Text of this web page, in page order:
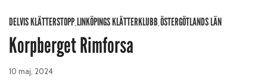
DELVIS KLÄTTERSTOPP,LINKÖPINGS KLÄTTERKLUBB,ÖSTERGÖTLANDS LÄN
Korpberget Rimforsa
10 maj, 2024